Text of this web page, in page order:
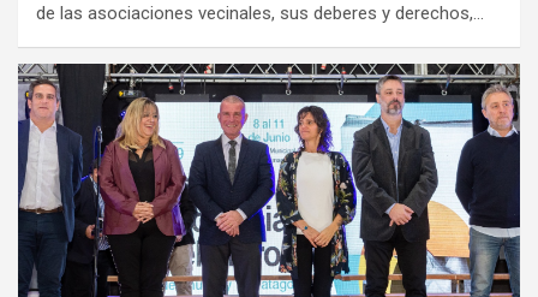
de las asociaciones vecinales, sus deberes y derechos,…